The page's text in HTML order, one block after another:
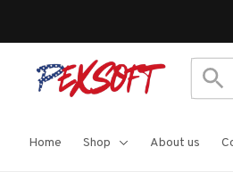
Home Shop About us